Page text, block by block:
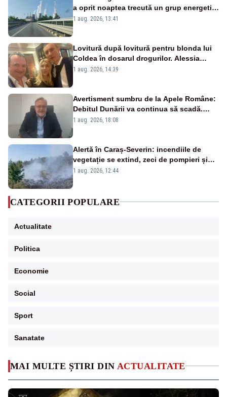
MAI MULTE ȘTIRI DIN ACTUALITATE
a oprit noaptea trecută un grup energetic
de la Rovinari
1 aug. 2026, 13:41
Lovitură după lovitură pentru blonda lui
Coldea în dosarul drogurilor. Alessia
Păcuraru explică decizia magistraților
1 aug. 2026, 14:39
Avertisment sumbru de la Apele Române:
Debitul Dunării va continua să scadă.
Cernavodă s-ar putea închide în 4 zile
1 aug. 2026, 18:08
Alertă în Caraș-Severin: incendiile de
vegetație se extind, zeci de pompieri și
silvicultori se luptă cu flăcările - VIDEO
1 aug. 2026, 12:44
CATEGORII POPULARE
Actualitate
Politica
Economie
Social
Sport
Sanatate